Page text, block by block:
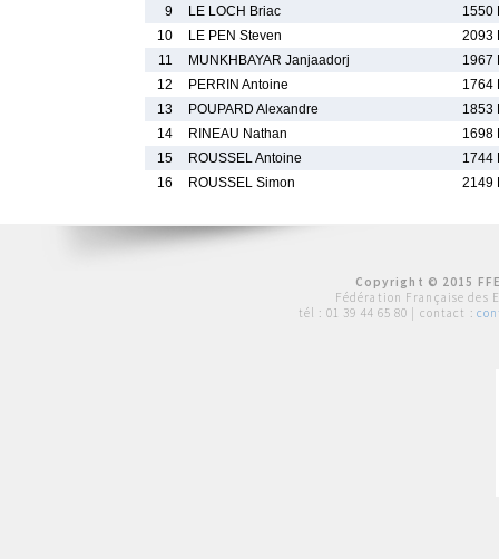
9
LE LOCH Briac
1550
10
LE PEN Steven
2093
11
MUNKHBAYAR Janjaadorj
1967
12
PERRIN Antoine
1764
13
POUPARD Alexandre
1853
14
RINEAU Nathan
1698
15
ROUSSEL Antoine
1744
16
ROUSSEL Simon 2149
Copyright © 2015
Fédération Française des
tél : 01 39 44 65 80 | contact :